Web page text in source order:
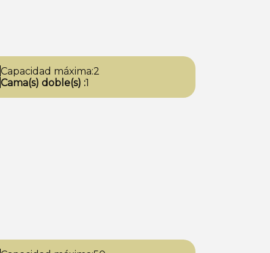
Capacidad máxima:2
Cama(s) doble(s) :1